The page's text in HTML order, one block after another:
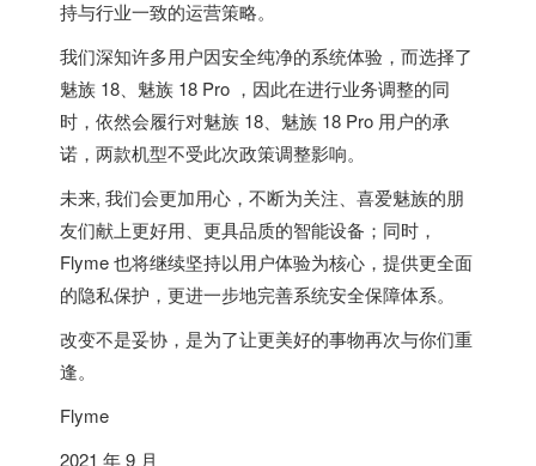
持与行业一致的运营策略。
我们深知许多用户因安全纯净的系统体验，而选择了
魅族 18、魅族 18 Pro ，因此在进行业务调整的同
时，依然会履行对魅族 18、魅族 18 Pro 用户的承
诺，两款机型不受此次政策调整影响。
未来, 我们会更加用心，不断为关注、喜爱魅族的朋
友们献上更好用、更具品质的智能设备；同时，
Flyme 也将继续坚持以用户体验为核心，提供更全面
的隐私保护，更进一步地完善系统安全保障体系。
改变不是妥协，是为了让更美好的事物再次与你们重
逢。
Flyme
2021 年 9 月